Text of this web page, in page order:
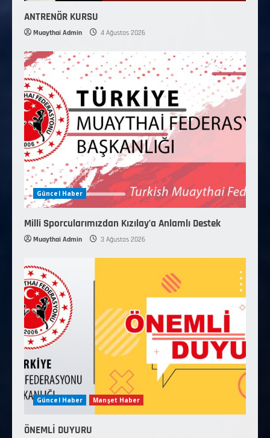
ANTRENÖR KURSU
Muaythai Admin 4 Ağustos 2026
Güncel Haber
Milli Sporcularımızdan Kızılay’a Anlamlı Destek
Muaythai Admin 3 Ağustos 2026
Güncel Haber Manşet Haber
ÖNEMLİ DUYURU